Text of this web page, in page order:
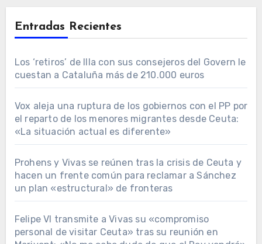
Entradas Recientes
Los ‘retiros’ de Illa con sus consejeros del Govern le
cuestan a Cataluña más de 210.000 euros
Vox aleja una ruptura de los gobiernos con el PP por
el reparto de los menores migrantes desde Ceuta:
«La situación actual es diferente»
Prohens y Vivas se reúnen tras la crisis de Ceuta y
hacen un frente común para reclamar a Sánchez
un plan «estructural» de fronteras
Felipe VI transmite a Vivas su «compromiso
personal de visitar Ceuta» tras su reunión en